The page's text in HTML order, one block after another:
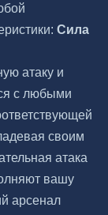
Сила
атаку и
с любыми
своим
атака
вашу
арсенал